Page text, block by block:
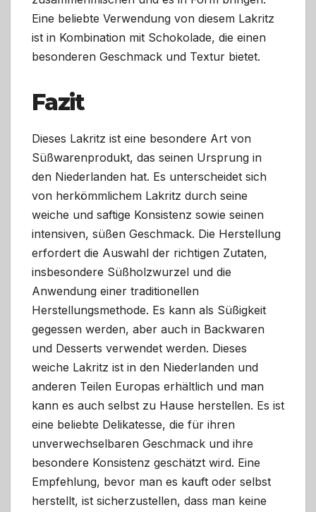
Eine beliebte Verwendung von diesem Lakritz
ist in Kombination mit Schokolade, die einen
besonderen Geschmack und Textur bietet.
Fazit
Dieses Lakritz ist eine besondere Art von
Süßwarenprodukt, das seinen Ursprung in
den Niederlanden hat. Es unterscheidet sich
von herkömmlichem Lakritz durch seine
weiche und saftige Konsistenz sowie seinen
intensiven, süßen Geschmack. Die Herstellung
erfordert die Auswahl der richtigen Zutaten,
insbesondere Süßholzwurzel und die
Anwendung einer traditionellen
Herstellungsmethode. Es kann als Süßigkeit
gegessen werden, aber auch in Backwaren
und Desserts verwendet werden. Dieses
weiche Lakritz ist in den Niederlanden und
anderen Teilen Europas erhältlich und man
kann es auch selbst zu Hause herstellen. Es ist
eine beliebte Delikatesse, die für ihren
unverwechselbaren Geschmack und ihre
besondere Konsistenz geschätzt wird. Eine
Empfehlung, bevor man es kauft oder selbst
herstellt, ist sicherzustellen, dass man keine